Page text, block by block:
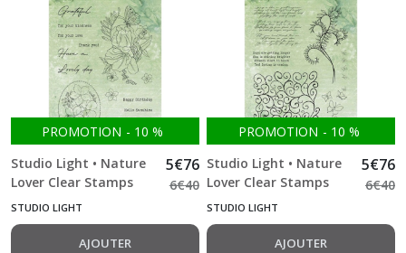
PROMOTION - 10 %
Studio Light • Nature
Lover Clear Stamps
Sentiments & Florals
5€76
6€40
STUDIO LIGHT
AJOUTER
PROMOTION - 10 %
Studio Light • Nature
Lover Clear Stamps
Background
5€76
6€40
STUDIO LIGHT
AJOUTER